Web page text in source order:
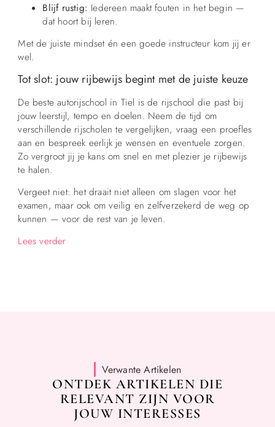
Blijf rustig: Iedereen maakt fouten in het begin —
dat hoort bij leren.
Met de juiste mindset én een goede instructeur kom jij er
wel.
Tot slot: jouw rijbewijs begint met de juiste keuze
De beste autorijschool in Tiel is de rijschool die past bij
jouw leerstijl, tempo en doelen. Neem de tijd om
verschillende rijscholen te vergelijken, vraag een proefles
aan en bespreek eerlijk je wensen en eventuele zorgen.
Zo vergroot jij je kans om snel en met plezier je rijbewijs
te halen.
Vergeet niet: het draait niet alleen om slagen voor het
examen, maar ook om veilig en zelfverzekerd de weg op
kunnen — voor de rest van je leven.
Lees verder
Verwante Artikelen
ONTDEK ARTIKELEN DIE
RELEVANT ZIJN VOOR
JOUW INTERESSES